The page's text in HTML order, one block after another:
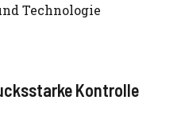
Technologie
Kontrolle